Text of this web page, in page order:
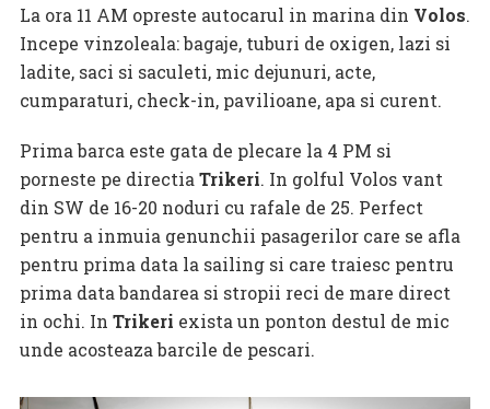
La ora 11 AM opreste autocarul in marina din Volos.
Incepe vinzoleala: bagaje, tuburi de oxigen, lazi si
ladite, saci si saculeti, mic dejunuri, acte,
cumparaturi, check-in, pavilioane, apa si curent.
Prima barca este gata de plecare la 4 PM si
porneste pe directia Trikeri. In golful Volos vant
din SW de 16-20 noduri cu rafale de 25. Perfect
pentru a inmuia genunchii pasagerilor care se afla
pentru prima data la sailing si care traiesc pentru
prima data bandarea si stropii reci de mare direct
in ochi. In Trikeri exista un ponton destul de mic
unde acosteaza barcile de pescari.